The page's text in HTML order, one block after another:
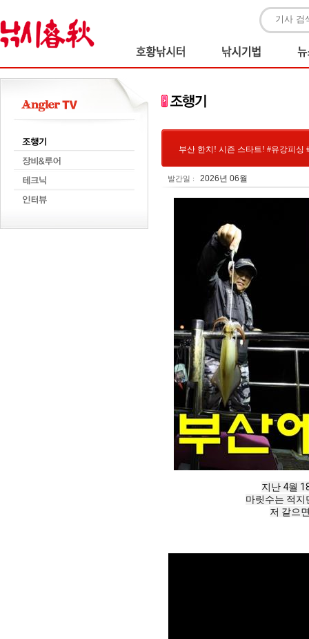
부산 한치! 시즌 스타트! #유강피싱
발간일 : 2026년 06월